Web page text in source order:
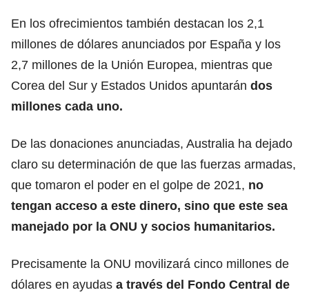
En los ofrecimientos también destacan los 2,1
millones de dólares anunciados por España y los
2,7 millones de la Unión Europea, mientras que
Corea del Sur y Estados Unidos apuntarán dos
millones cada uno.
De las donaciones anunciadas, Australia ha dejado
claro su determinación de que las fuerzas armadas,
que tomaron el poder en el golpe de 2021, no
tengan acceso a este dinero, sino que este sea
manejado por la ONU y socios humanitarios.
Precisamente la ONU movilizará cinco millones de
dólares en ayudas a través del Fondo Central de